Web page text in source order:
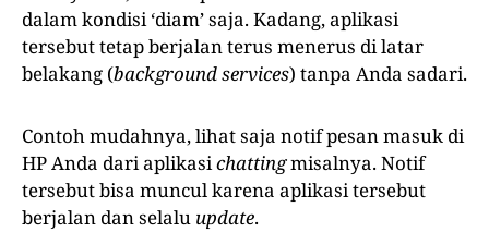
dalam kondisi ‘diam’ saja. Kadang, aplikasi
tersebut tetap berjalan terus menerus di latar
belakang (background services) tanpa Anda sadari.
Contoh mudahnya, lihat saja notif pesan masuk di
HP Anda dari aplikasichattingmisalnya. Notif
tersebut bisa muncul karena aplikasi tersebut
berjalan dan selalu update.